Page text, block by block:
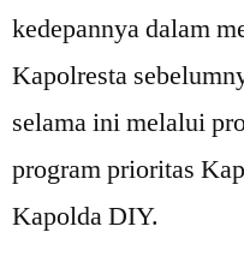
kedepannya dalam
Kapolresta
selama ini melalui
program prioritas
Kapolda DIY.